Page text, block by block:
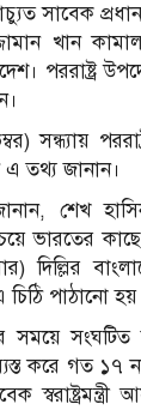
সাবেক
খান
পররাষ্ট্র
সন্ধ্যায়
তথ্য জানান।
শেখ
ভারতের
দিল্লির
চিঠি পাঠানো
সংঘটিত
করে গত ১৭